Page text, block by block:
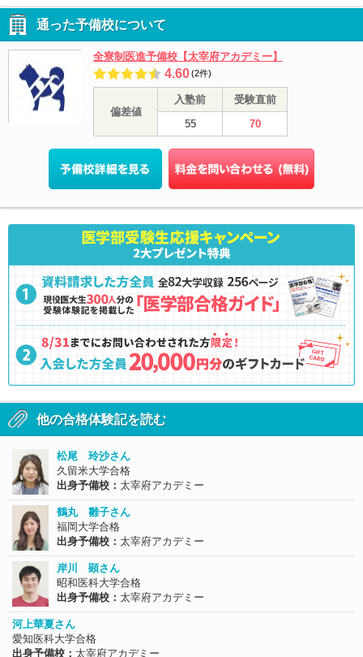
通った予備校について
全寮制医進予備校【太宰府アカデミー】
4.60(2件)
偏差値
入塾前
受験直前
55
70
他の合格体験記を読む
松尾 玲沙さん
久留米大学合格
出身予備校： 太宰府アカデミー
鶴丸 雛子さん
福岡大学合格
出身予備校： 太宰府アカデミー
岸川 顕さん
昭和医科大学合格
出身予備校： 太宰府アカデミー
河上華夏さん
愛知医科大学合格
出身予備校： 太宰府アカデミー